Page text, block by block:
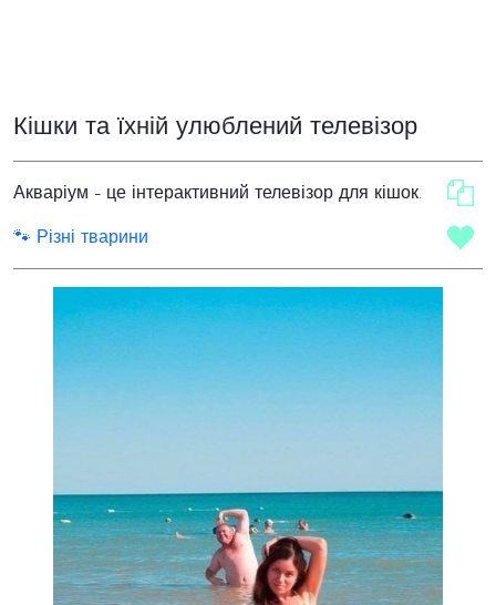
Кішки та їхній улюблений телевізор
Акваріум - це інтерактивний телевізор для кішок.
🐾 Різні тварини